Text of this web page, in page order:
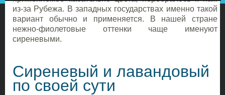
из-за Рубежа. В западных государствах именно такой
вариант обычно и применяется. В нашей стране
нежно-фиолетовые оттенки чаще именуют
сиреневыми.
Сиреневый и лавандовый
по своей сути